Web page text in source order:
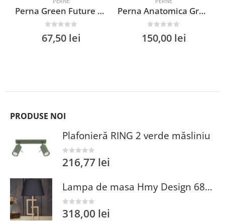
Perna Green Future Bamboo 50×70 cm pentru ten sensibil, absorbantă, cu umplutură din bambus și spumă poliuretanică
67,50 lei
Perna Anatomica Green Future Memory Arctic Gel 40×60 cm pentru Somn Racoros si Sustinere Optima
150,00 lei
PRODUSE NOI
Plafonieră RING 2 verde măsliniu
0out of 5
216,77 lei
Lampa de masa Hmy Design 687HMY1557 Metal Aur Negru 30 cm Diametru 66 cm Inaltime Abajur Textil E27 Max 60W
0out of 5
318,00 lei